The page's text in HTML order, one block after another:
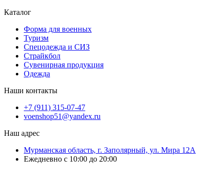
Каталог
Форма для военных
Туризм
Спецодежда и СИЗ
Страйкбол
Сувенирная продукция
Одежда
Наши контакты
+7 (911) 315-07-47
voenshop51@yandex.ru
Наш адрес
Мурманская область, г. Заполярный, ул. Мира 12А
Ежедневно с 10:00 до 20:00